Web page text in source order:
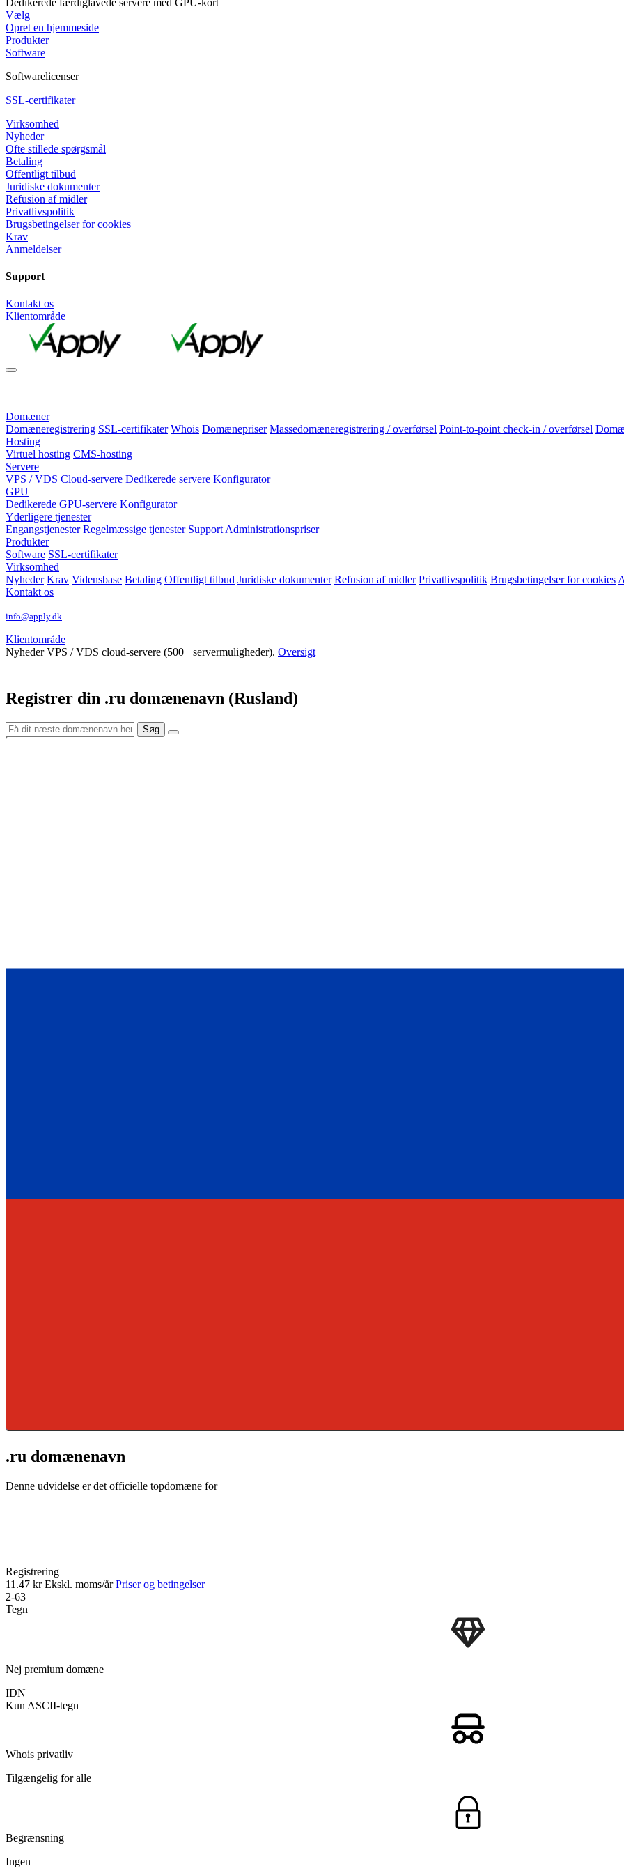
Vælg
Opret en hjemmeside
Produkter
Software
Softwarelicenser
SSL-certifikater
Virksomhed
Nyheder
Ofte stillede spørgsmål
Betaling
Offentligt tilbud
Juridiske dokumenter
Refusion af midler
Privatlivspolitik
Brugsbetingelser for cookies
Krav
Anmeldelser
Support
Kontakt os
Klientområde
Domæner
Domæneregistrering SSL-certifikater Whois Domænepriser Massedomæneregistrering / overførsel Point-to-point check-in / overførsel
Hosting
Virtuel hosting CMS-hosting
Servere
VPS / VDS Cloud-servere Dedikerede servere Konfigurator
GPU
Dedikerede GPU-servere Konfigurator
Yderligere tjenester
Engangstjenester Regelmæssige tjenester Support Administrationspriser
Produkter
Software SSL-certifikater
Virksomhed
Nyheder Krav Vidensbase Betaling Offentligt tilbud Juridiske dokumenter Refusion af midler Privatlivspolitik Brugsbetingelser for cookies
Kontakt os
info@apply.dk
Klientområde
Nyheder VPS / VDS cloud-servere (500+ servermuligheder). Oversigt
Registrer din .ru domænenavn (Rusland)
.ru domænenavn
Denne udvidelse er det officielle topdomæne for
Registrering
11.47 krEkskl. moms/årPriser og betingelser
2-63
Tegn
Nej premium domæne
IDN
Kun ASCII-tegn
Whois privatliv
Tilgængelig for alle
Begrænsning
Ingen